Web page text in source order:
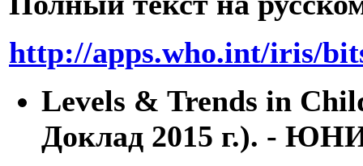
http://apps.who.int/iris/
Levels & Trends in
Доклад 2015 г.). -